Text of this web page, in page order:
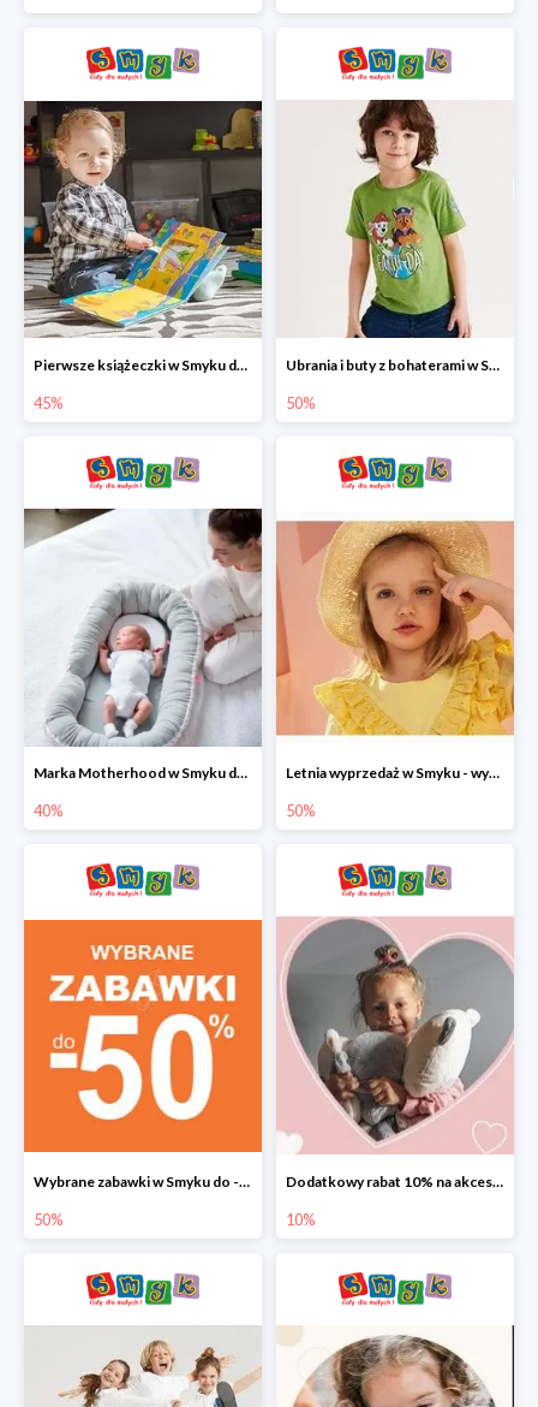
Pierwsze książeczki w Smyku do -45%
45%
Ubrania i buty z bohaterami w Smyku do -50%
50%
Marka Motherhood w Smyku do -40%
40%
Letnia wyprzedaż w Smyku - wybrane ubrania i buty do -50%
50%
Wybrane zabawki w Smyku do -50%
50%
Dodatkowy rabat 10% na akcesoria dziecięce
10%